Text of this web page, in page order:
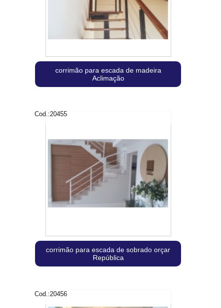
corrimão para escada de madeira
Aclimação
Cod.:20455
corrimão para escada de sobrado orçar
República
Cod.:20456